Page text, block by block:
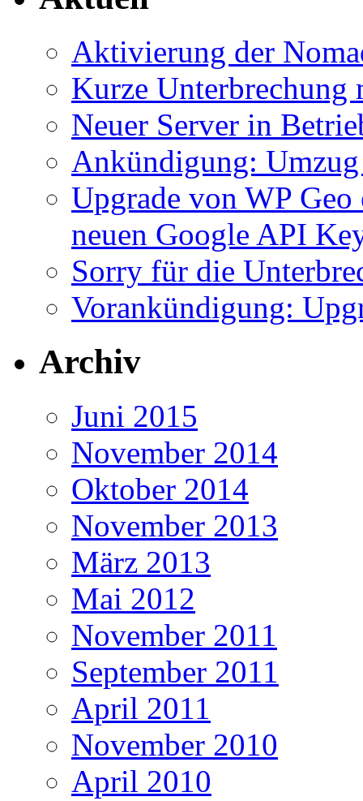
Aktivierung der
Kurze Unterbrechung
Neuer Server in
Ankündigung:
Upgrade von WP
neuen Google API
Sorry für die
Vorankündigung:
Archiv
Juni 2015
November 2014
Oktober 2014
November 2013
März 2013
Mai 2012
November 2011
September 2011
April 2011
November 2010
April 2010